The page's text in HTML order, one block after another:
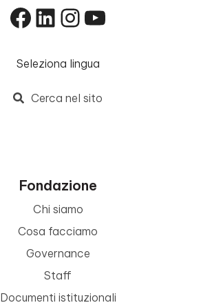
Facebook
LinkedIn
Instagram
YouTube
Seleziona lingua
Cerca nel sito
Fondazione
Chi siamo
Cosa facciamo
Governance
Staff
Documenti istituzionali